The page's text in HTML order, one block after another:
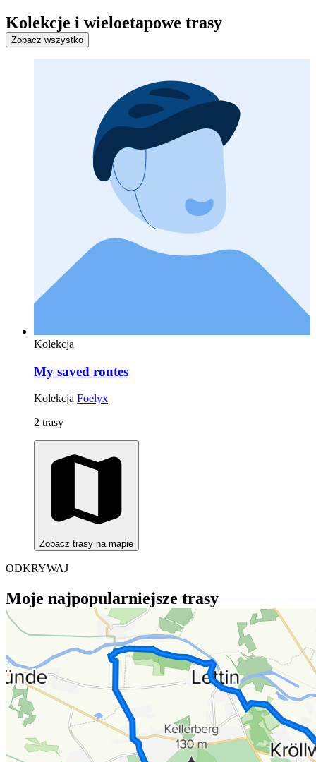
Kolekcje i wieloetapowe trasy
Zobacz wszystko
Kolekcja
My saved routes
Kolekcja Foelyx
2 trasy
Zobacz trasy na mapie
ODKRYWAJ
Moje najpopularniejsze trasy